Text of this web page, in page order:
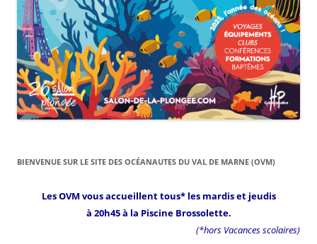
BIENVENUE SUR LE SITE DES OCÉANAUTES DU VAL DE MARNE (OVM)
Les OVM vous accueillent tous* les mardis et jeudis
à 20h45 à la Piscine Brossolette.
(*hors Vacances scolaires)